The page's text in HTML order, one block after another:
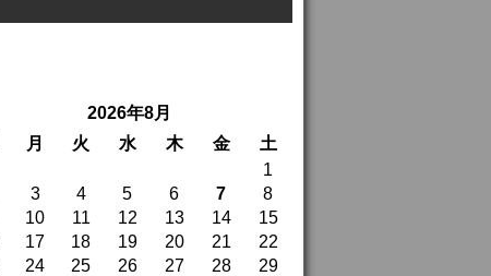
2026年8月
月 火 水 木 金
土
1
3 4 5 6 7
8
10 11 12 13 14
15
17 18 19 20 21
22
24 25 26 27 28 29